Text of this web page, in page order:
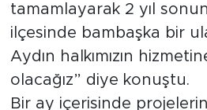
tamamlayarak 2 yıl
ilçesinde bambaşka bir
Aydın halkımızın
olacağız” diye konuştu.
Bir ay içerisinde projelerin